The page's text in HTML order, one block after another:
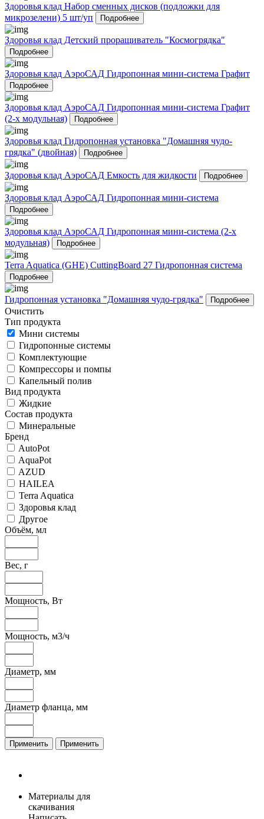
Здоровья клад Набор сменных дисков (подложки для
микрозелени) 5 шт/уп
Подробнее
Здоровья клад Детский проращиватель "Космогрядка"
Подробнее
Здоровья клад АэроСАД Гидропонная мини-система Графит
Подробнее
Здоровья клад АэроСАД Гидропонная мини-система Графит
(2-х модульная)
Подробнее
Здоровья клад Гидропонная установка "Домашняя чудо-
грядка" (двойная)
Подробнее
Здоровья клад АэроСАД Емкость для жидкости Подробнее
Здоровья клад АэроСАД Гидропонная мини-система
Подробнее
Здоровья клад АэроСАД Гидропонная мини-система (2-х
модульная)
Подробнее
Terra Aquatica (GHE) CuttingBoard 27 Гидропонная система
Подробнее
Гидропонная установка "Домашняя чудо-грядка" Подробнее
Очистить
Тип продукта
Мини системы
Гидропонные системы
Комплектующие
Компрессоры и помпы
Капельный полив
Вид продукта
Жидкие
Состав продукта
Минеральные
Бренд
AutoPot
AquaPot
AZUD
HAILEA
Terra Aquatica
Здоровья клад
Другое
Объём, мл
Вес, г
Мощность, Вт
Мощность, м3/ч
Диаметр, мм
Диаметр фланца, мм
Применить Применить
Материалы для
скачивания